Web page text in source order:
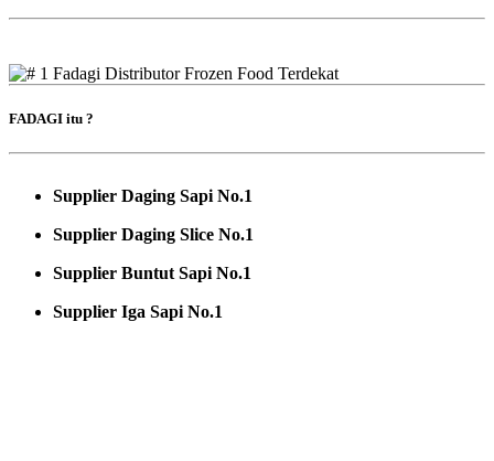
FADAGI itu ?
Supplier Daging Sapi No.1
Supplier Daging Slice No.1
Supplier Buntut Sapi No.1
Supplier Iga Sapi No.1